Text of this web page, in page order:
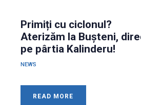
Primiți cu ciclonul?
Aterizăm la Bușteni,
pe pârtia Kalinderu!
NEWS
READ MORE